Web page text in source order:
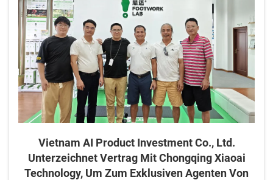
Vietnam AI Product Investment Co., Ltd.
Unterzeichnet Vertrag Mit Chongqing Xiaoai
Technology, Um Zum Exklusiven Agenten Von